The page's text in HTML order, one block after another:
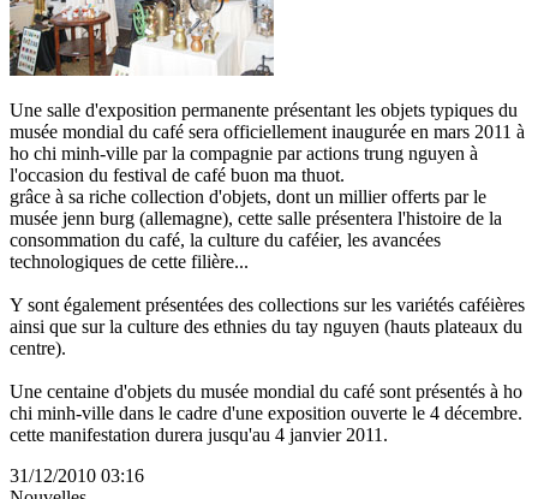
Une salle d'exposition permanente présentant les objets typiques du
musée mondial du café sera officiellement inaugurée en mars 2011 à
ho chi minh-ville par la compagnie par actions trung nguyen à
l'occasion du festival de café buon ma thuot.
grâce à sa riche collection d'objets, dont un millier offerts par le
musée jenn burg (allemagne), cette salle présentera l'histoire de la
consommation du café, la culture du caféier, les avancées
technologiques de cette filière...
Y sont également présentées des collections sur les variétés caféières
ainsi que sur la culture des ethnies du tay nguyen (hauts plateaux du
centre).
Une centaine d'objets du musée mondial du café sont présentés à ho
chi minh-ville dans le cadre d'une exposition ouverte le 4 décembre.
cette manifestation durera jusqu'au 4 janvier 2011.
31/12/2010 03:16